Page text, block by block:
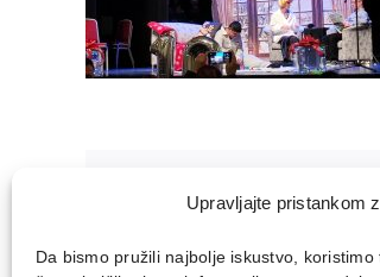
Upravljajte pristankom
Da bismo pružili najbolje iskustvo,
Podjelite ovu objavu,